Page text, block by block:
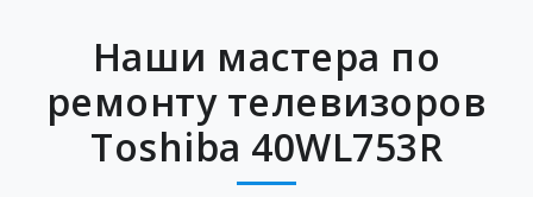
Наши мастера по
ремонту телевизоров
Toshiba 40WL753R